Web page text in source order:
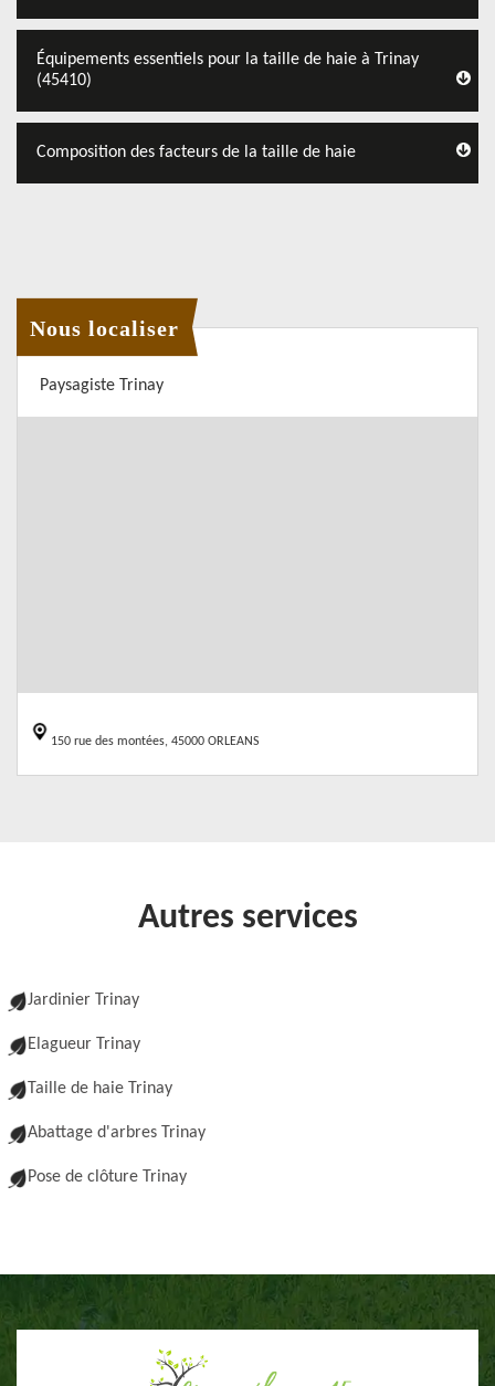
Équipements essentiels pour la taille de haie à Trinay
(45410)
Composition des facteurs de la taille de haie
Nous localiser
Paysagiste Trinay
150 rue des montées, 45000 ORLEANS
Autres services
Jardinier Trinay
Elagueur Trinay
Taille de haie Trinay
Abattage d'arbres Trinay
Pose de clôture Trinay